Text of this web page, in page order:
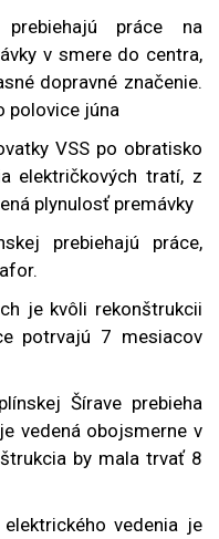
práce na
v smere do centra,
dopravné značenie.
polovice júna
VSS po obratisko
električkových tratí, z
plynulosť premávky
prebiehajú práce,
je kvôli rekonštrukcii
potrvajú 7 mesiacov
Šírave prebieha
vedená obojsmerne v
by mala trvať 8
vedenia je